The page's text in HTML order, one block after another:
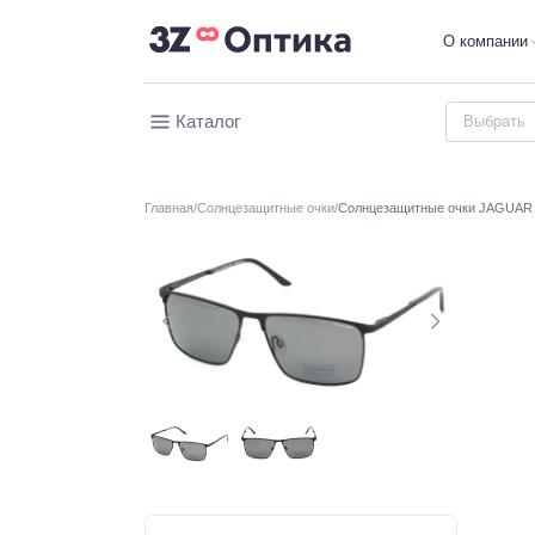
О компании
Каталог
Главная Солнцезащитные очки Солнцезащитные очки JAGUAR